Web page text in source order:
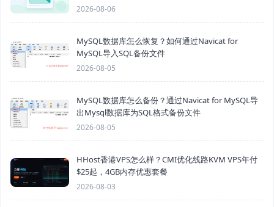
2026-08-06
MySQL数据库怎么恢复？如何通过Navicat for
MySQL导入SQL备份文件
2026-08-05
MySQL数据库怎么备份？通过Navicat for MySQL导
出Mysql数据库为SQL格式备份文件
2026-08-05
HHost香港VPS怎么样？CMI优化线路KVM VPS年付
$25起，4GB内存优惠套餐
2026-08-03